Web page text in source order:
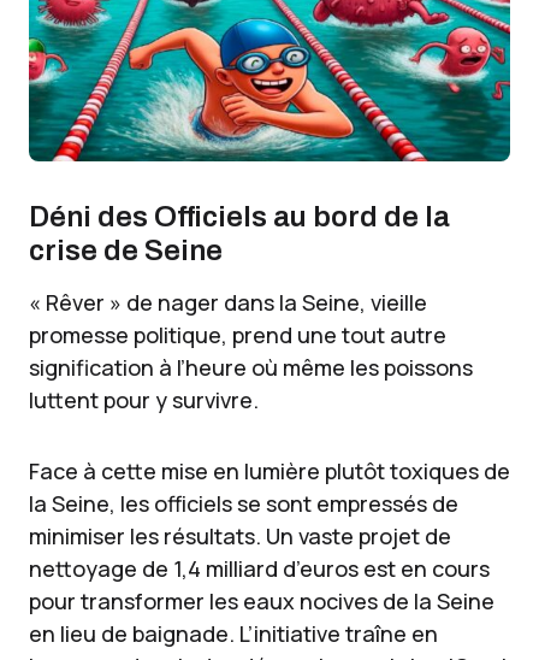
Déni des Officiels au bord de la
crise de Seine
« Rêver » de nager dans la Seine, vieille
promesse politique, prend une tout autre
signification à l’heure où même les poissons
luttent pour y survivre.
Face à cette mise en lumière plutôt toxiques de
la Seine, les officiels se sont empressés de
minimiser les résultats. Un vaste projet de
nettoyage de 1,4 milliard d’euros est en cours
pour transformer les eaux nocives de la Seine
en lieu de baignade. L’initiative traîne en